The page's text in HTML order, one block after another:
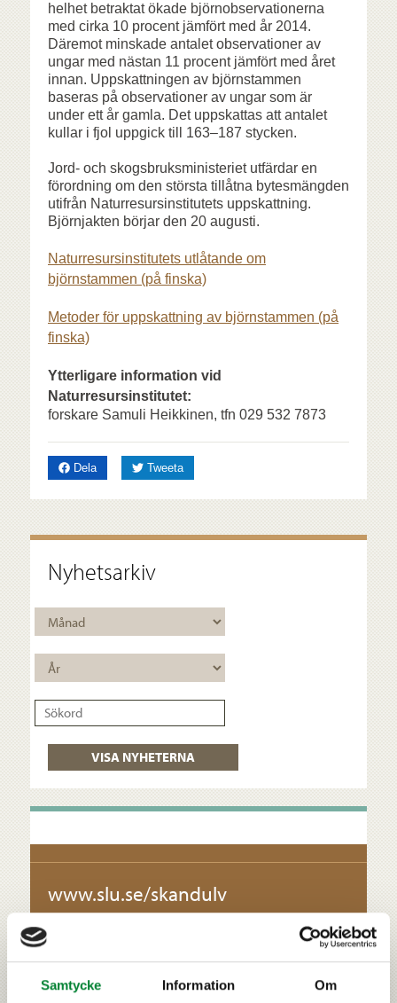
Samtycke Information Om
helhet betraktat ökade björnobservationerna
med cirka 10 procent jämfört med år 2014.
Däremot minskade antalet observationer av
ungar med nästan 11 procent jämfört med året
innan. Uppskattningen av björnstammen
baseras på observationer av ungar som är
under ett år gamla. Det uppskattas att antalet
kullar i fjol uppgick till 163–187 stycken.
Jord- och skogsbruksministeriet utfärdar en
förordning om den största tillåtna bytesmängden
utifrån Naturresursinstitutets uppskattning.
Björnjakten börjar den 20 augusti.
Naturresursinstitutets utlåtande om
björnstammen (på finska)
Metoder för uppskattning av björnstammen (på
finska)
Ytterligare information vid
Naturresursinstitutet:
forskare Samuli Heikkinen, tfn 029 532 7873
Delapå FacebookTweetapå Twitter
Nyhetsarkiv
Sökord
VISA NYHETERNA
www.slu.se/skandulv